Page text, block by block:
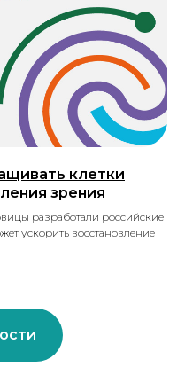
клетки
зрения
разработали российские
ускорить восстановление